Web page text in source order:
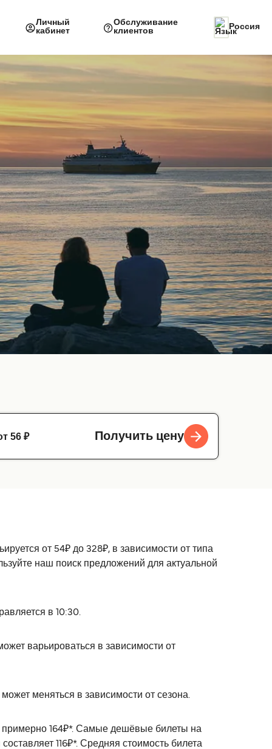
Личный
кабинет
Обслуживание
клиентов
Россия
56 ₽ Получить цену
от 54₽ до 328₽, в зависимости от типа
наш поиск предложений для актуальной
в 10:30.
варьироваться в зависимости от
меняться в зависимости от сезона.
примерно 164₽*. Самые дешёвые билеты на
116₽*. Средняя стоимость билета